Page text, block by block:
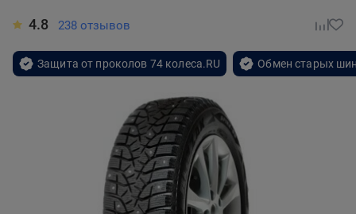
4.8 238 отзывов
Защита от проколов 74 колеса.RU Обмен старых